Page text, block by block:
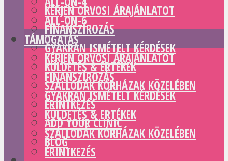
KÉRJEN ORVOSI ÁRAJÁNLATOT
FINANSZÍROZÁS
GYAKRAN ISMÉTELT KÉRDÉSEK
KÜLDETÉS & ERTÉKEK
SZÁLLODÁK KÓRHÁZAK KÖZELÉBEN
ÉRINTKEZÉS
ADD YOUR CLINIC
BLOG
ALL-ON-6
TÁMOGATÁS
KÉRJEN ORVOSI ÁRAJÁNLATOT
FINANSZÍROZÁS
GYAKRAN ISMÉTELT KÉRDÉSEK
KÜLDETÉS & ERTÉKEK
SZÁLLODÁK KÓRHÁZAK KÖZELÉBEN
ÉRINTKEZÉS